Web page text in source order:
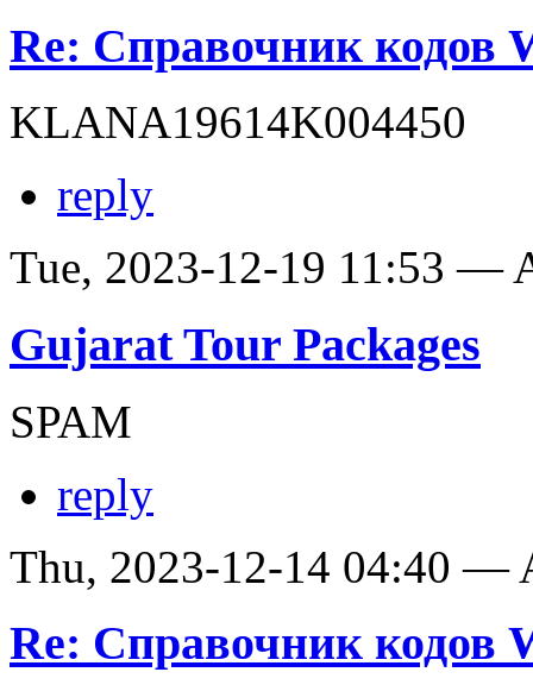
Re: Справочник кодов
KLANA19614K004450
reply
Tue, 2023-12-19 11:53 —
Gujarat Tour Packages
SPAM
reply
Thu, 2023-12-14 04:40 —
Re: Справочник кодов